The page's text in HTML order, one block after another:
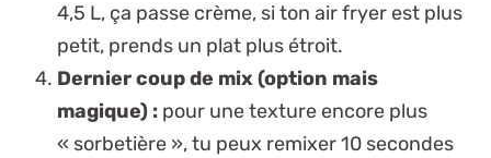
4,5 L, ça passe crème, si ton air fryer est plus
petit, prends un plat plus étroit.
Dernier coup de mix (option mais
magique) : pour une texture encore plus
« sorbetière », tu peux remixer 10 secondes